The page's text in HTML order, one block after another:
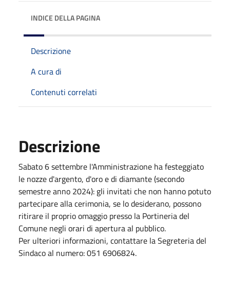
INDICE DELLA PAGINA
Descrizione
A cura di
Contenuti correlati
Descrizione
Sabato 6 settembre l'Amministrazione ha festeggiato
le nozze d'argento, d'oro e di diamante (secondo
semestre anno 2024): gli invitati che non hanno potuto
partecipare alla cerimonia, se lo desiderano, possono
ritirare il proprio omaggio presso la Portineria del
Comune negli orari di apertura al pubblico.
Per ulteriori informazioni, contattare la Segreteria del
Sindaco al numero: 051 6906824.